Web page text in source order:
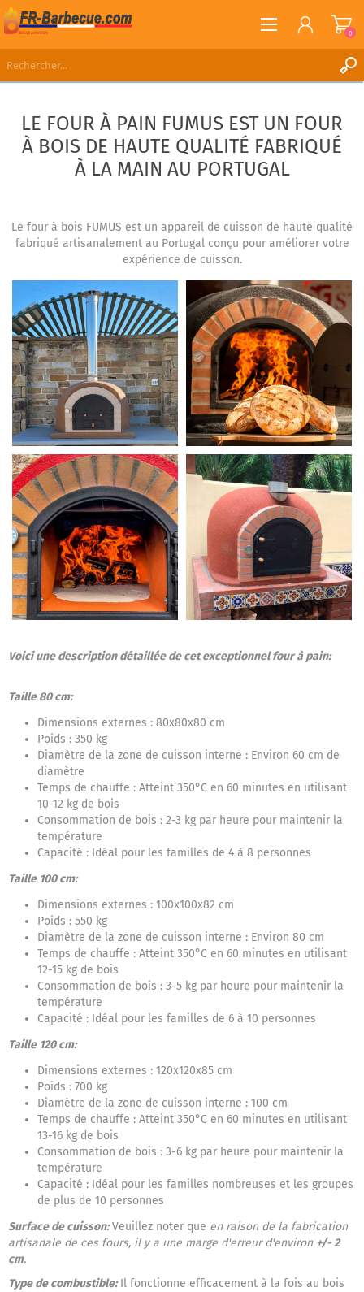
CONNEXION
LISTE DE SOUHAITS
0
0
LE FOUR À PAIN FUMUS EST UN FOUR
À BOIS DE HAUTE QUALITÉ FABRIQUÉ
À LA MAIN AU PORTUGAL
Le four à bois FUMUS est un appareil de cuisson de haute qualité
fabriqué artisanalement au Portugal conçu pour améliorer votre
expérience de cuisson.
Voici une description détaillée de cet exceptionnel four à pain:
Taille 80 cm:
Dimensions externes : 80x80x80 cm
Poids : 350 kg
Diamètre de la zone de cuisson interne : Environ 60 cm de
diamètre
Temps de chauffe : Atteint 350°C en 60 minutes en utilisant
10-12 kg de bois
Consommation de bois : 2-3 kg par heure pour maintenir la
température
Capacité : Idéal pour les familles de 4 à 8 personnes
Taille 100 cm:
Dimensions externes : 100x100x82 cm
Poids : 550 kg
Diamètre de la zone de cuisson interne : Environ 80 cm
Temps de chauffe : Atteint 350°C en 60 minutes en utilisant
12-15 kg de bois
Consommation de bois : 3-5 kg par heure pour maintenir la
température
Capacité : Idéal pour les familles de 6 à 10 personnes
Taille 120 cm:
Dimensions externes : 120x120x85 cm
Poids : 700 kg
Diamètre de la zone de cuisson interne : 100 cm
Temps de chauffe : Atteint 350°C en 60 minutes en utilisant
13-16 kg de bois
Consommation de bois : 3-6 kg par heure pour maintenir la
température
Capacité : Idéal pour les familles nombreuses et les groupes
de plus de 10 personnes
Surface de cuisson:Veuillez noter que en raison de la fabrication
artisanale de ces fours, il y a une marge d'erreur d'environ +/- 2
cm.
Type de combustible:Il fonctionne efficacement à la fois au bois